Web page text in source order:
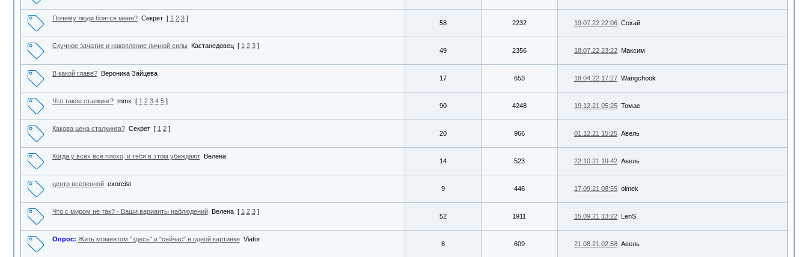
Почему люди боятся меня? Секрет [ 1 2 3 ]
58 2232 19.07.22 22:06 Сохай
Скучное зачатие и накопление личной силы Кастанедовец [ 1 2 3 ]
49 2356 18.07.22 23:22 Максим
В какой главе? Вероника Зайцева
17 653 18.04.22 17:27 Wangchook
Что такое сталкинг? mmx [ 1 2 3 4 5 ]
90 4248 19.12.21 05:25 Томас
Какова цена сталкинга? Секрет [ 1 2 ]
20 966 01.12.21 15:25 Авель
Когда у всех всё плохо, и тебя в этом убеждают Велена
14 523 22.10.21 19:42 Авель
центр вселенной exorcist
9 446 17.09.21 08:55 olmek
Что с миром не так? - Ваши варианты наблюдений Велена [ 1 2 3 ]
52 1911 15.09.21 13:22 LenS
Опрос: Жить моментом "здесь" и "сейчас" в одной картинке Viator
6 609 21.08.21 02:58 Авель